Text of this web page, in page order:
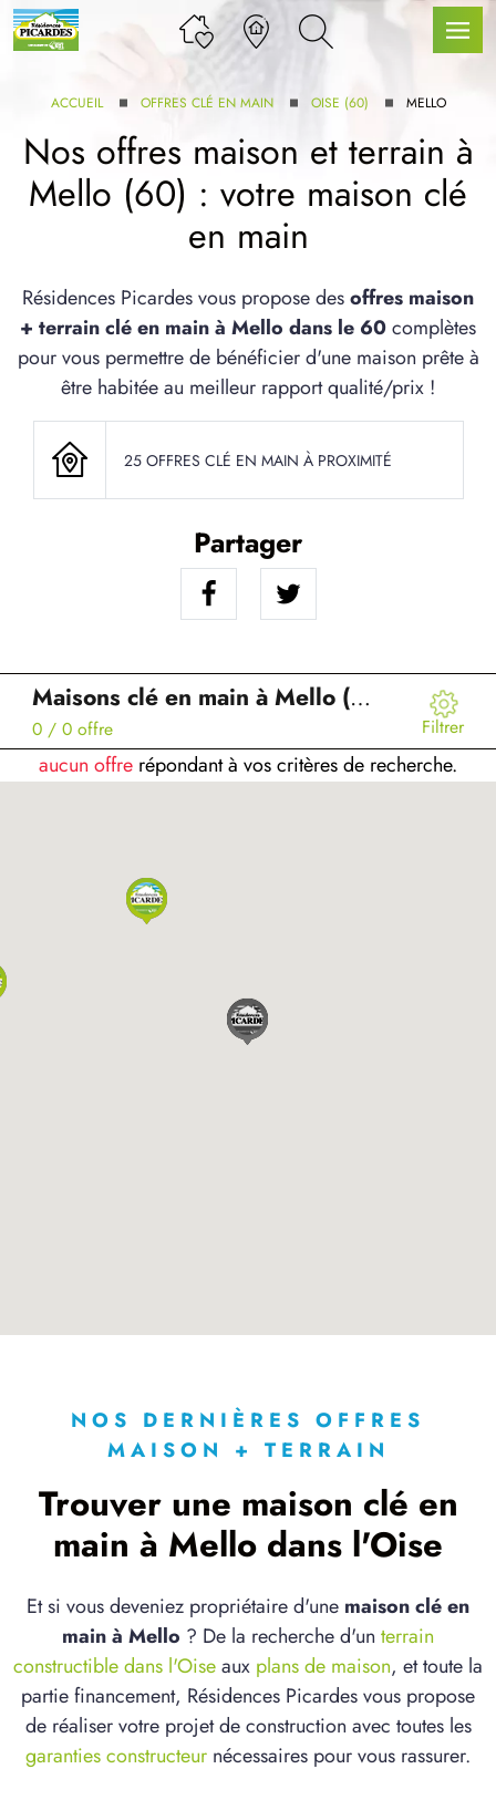
GAMME
SERVICE BDL EXTENSION
ARTICLES
ACCUEIL OFFRES CLÉ EN MAIN OISE (60) MELLO
Nos offres maison et terrain à
Mello (60) : votre maison clé
en main
Résidences Picardes vous propose desoffres maison
+ terrain clé en main à Mello dans le 60complètes
pour vous permettre de bénéficier d'une maison prête à
être habitée au meilleur rapport qualité/prix !
25 OFFRES CLÉ EN MAIN À PROXIMITÉ
Partager
Maisons clé en main à Mello (60)
0 / 0 offre Filtrer
aucun offre répondant à vos critères de recherche.
NOS DERNIÈRES OFFRES
MAISON + TERRAIN
Trouver une maison clé en
main à Mello dans l'Oise
Et si vous deveniez propriétaire d'une maison clé en
main à Mello ? De la recherche d'un terrain
constructible dans l'Oiseaux plans de maison, et toute la
partie financement, Résidences Picardes vous propose
de réaliser votre projet de construction avec toutes les
garanties constructeur nécessaires pour vous rassurer.